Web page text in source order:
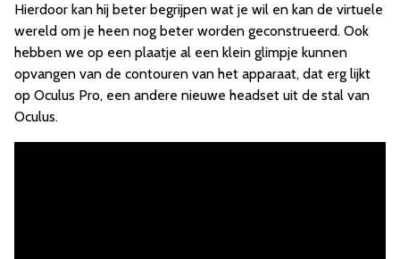
Hierdoor kan hij beter begrijpen wat je wil en kan de virtuele
wereld om je heen nog beter worden geconstrueerd. Ook
hebben we op een plaatje al een klein glimpje kunnen
opvangen van de contouren van het apparaat, dat erg lijkt
op Oculus Pro, een andere nieuwe headset uit de stal van
Oculus.